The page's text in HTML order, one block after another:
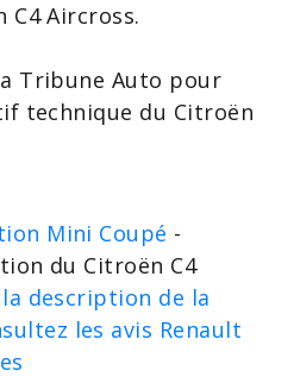
C4 Aircross.
Tribune Auto pour
technique du Citroën
Mini Coupé -
du Citroën C4
description de la
les avis Renault